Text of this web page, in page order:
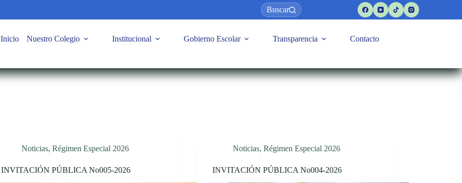
Buscar
Inicio Nuestro Colegio Institucional Gobierno Escolar Transparencia Contacto
Noticias,Régimen Especial 2026
INVITACIÓN PÚBLICA No005-2026
Noticias,Régimen Especial 2026
INVITACIÓN PÚBLICA No004-2026